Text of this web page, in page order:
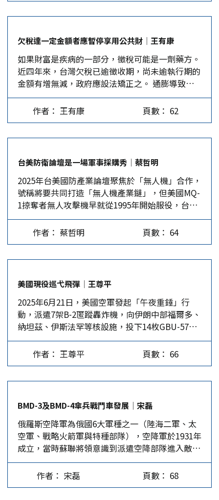
邊境管理方面的開支，這顯然有利於軍工複合體的
利益。…
對金磚擴容的反制…
治或在國際經濟上，似乎難以找出哪項政策工具，
在短期內可以與川普政府透過「反全球化」對等關
稅，重塑全球政治經濟格局做比較。由於川普始終
認為美國頗龐大的消費市場需求，是促進許多盟邦
經濟成長的依賴，從其宣稱「解放日」開始的關稅
戰，採取與經濟基本運作原則反向的思維，迫使貿
易往來國家必須服從其要求，似乎讓美國淪為川普
的私人企業。 「非美」市場正在加速整合 亦即川
懾、恣意妄為的行徑，不論從美中貿易爭端的重
燃，到美歐關稅稅率的僵持，或是從《北美自由貿
易協議》的重談，到WTO原則的撕毀，不僅讓國
際多邊貿易體系的規範遭到重創，而且對全球各國
經濟制度的運作造成干擾。 然而，川普所推動的
對等關稅政策，並未獲致全球的普遍支持，反而促
成許多國家進行橫向聯繫，甚至積極倡議「非美」
（non-US）市場整合，讓共同「對抗美國」的思
意妄為下，極有可能淪為全球經濟新秩序邊緣人的
命運，此意味著，國際社會對抗美國的浪潮正悄然
崛起。…
欠稅達一定金額者應暫停享用公共財│王有康
如果財富是疾病的一部分，徵稅可能是一劑藥方。
近四年來，台灣欠稅已逾徵收期，尚未逾執行期的
金額有增無減，政府應設法矯正之。 通膨導致租
稅負擔率提高 2024年台灣的租稅負擔率為
14.7％，創下25年來的新高，主要與台灣這幾年的
通貨膨脹相對於往年，處在較高的水準有關，其中
跳至較高的所得稅率級距，這是租稅負擔率創新高
的因素之一。 租稅負擔率是指政府賦稅收入占國
內生產毛額的比例，其與經濟結構息息相關，特別
是地下經濟，由於政府的課稅只能掌握到人們地上
經濟活動所產生的營收，但租稅負擔造成人們從事
地上與地下經濟活動，所獲得的報酬有所差異，也
會進一步影響地上與地下經濟活動的相對規模。
換言之，如果稅率提高，納稅人要繳的稅賦便會增
時納稅人會選擇低報應納所得，可能採行的方法包
括，虛增銷貨成本、少報銷貨收入、利用海外A國
子公司與海外B國子公司之間稅賦的差異、海外子
公司與母國總公司之間稅賦的差異，彼此之間透過
帳上銷售與進貨方式，或銷售的一方不一定真的出
貨運送到進貨的一方，以達到少繳稅的目的。通常
漏報所得將造成台灣地下經濟規模的進一步擴大。
…
作者： 王有康 頁數： 62
台美防衛論壇是一場軍事採購秀│蔡哲明
2025年台美國防產業論壇聚焦於「無人機」合作，
號稱將要共同打造「無人機產業鏈」，但美國MQ-
1掠奪者無人攻擊機早就從1995年開始服役，台製
攻擊型無人機今年才在量產階段，還向美方採購逾
千架彈簧刀300、Altius 600M-V兩型攻擊無人機，
並且規劃加倍採購。美國打造台灣海峽的「地獄景
的結構問題，當通訊與監控高度依賴海纜與衛星系
統，一旦遭遇民用或半軍事化手段，發動斷點攻擊
（例如切斷電纜或癱瘓通訊中繼站），便會削弱指
管效能與態勢感知。在混合戰與資訊戰交錯的背景
下，無人機在台灣若仍被定位為「偵照替代品」，
恐將無法應對未來戰場所需的節點機動、通訊備援
與戰術功能。 銳鳶升空卻難掩戰略斷點 銳鳶二型
無人機日前升空巡弋引發關注，它所具備的長航程
表現，雖能有效提升軍事對沿岸及外島周邊動態掌
握，但從戰略體系整合的角度來看，銳鳶仍被定位
於「眼睛」角色，並未整合進入通訊系統、戰場指
管或電子戰模組中，無法扮演真正的整合平台。換
言之，台灣無人機仍以平台本位思維為主，缺乏通
盤考量與模組化設計的戰略規劃，真能保住論壇中
在台海防衛兵推下的通信設備嗎？…
作者： 蔡哲明 頁數： 64
美國現役巡弋飛彈│王尊平
2025年6月21日，美國空軍發起「午夜重錘」行
動，派遣7架B-2匿蹤轟炸機，向伊朗中部福爾多、
納坦茲、伊斯法罕等核設施，投下14枚GBU-57巨
型鑽地炸彈（MOP）；美國海軍的俄亥俄級核子
動力攻擊潛艇（SSGN-729），則向納坦茲、伊斯
法罕等核設施發射30枚BGM-109戰斧巡弋飛彈。
滅性的武力反擊。」 次音速巡弋飛彈 次音速巡弋
飛彈，發射後便展開彈翼，並以超低空、貼地姿態
飛行，以躲避陸基/海基型雷達偵測。同時，藉由
巨大的彈體尺寸，可攜帶重磅彈頭和大量燃料，進
行超長距離飛行。 現役次音速巡弋飛彈的性能諸
元，諸如：(1)導引方面，可藉由雷達訊號（INS）
導引或全球定位系統（GPS）導引；較新型號則配
備智慧型影像紅外線尋標器，可自動分辨目標和誘
作者： 王尊平 頁數： 66
BMD-3及BMD-4傘兵戰鬥車發展│宋磊
俄羅斯空降軍為俄國6大軍種之一（陸海二軍、太
空軍、戰略火箭軍與特種部隊），空降軍於1931年
成立，當時蘇聯將領意識到派遣空降部隊進入敵
區，是瓦解對手的捷徑，因此努力加強空降部隊的
發展。1970年代推出「BMD傘兵戰鬥車」，BMD-
3與BMD-4分別為較新款的傘兵戰鬥車款。 俄國空
作者： 宋磊 頁數： 68